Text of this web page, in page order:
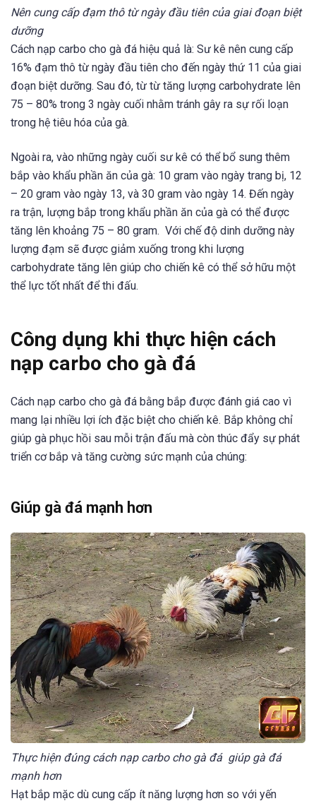
Nên cung cấp đạm thô từ ngày đầu tiên của giai đoạn biệt
dưỡng
Cách nạp carbo cho gà đá hiệu quả là: Sư kê nên cung cấp
16% đạm thô từ ngày đầu tiên cho đến ngày thứ 11 của giai
đoạn biệt dưỡng. Sau đó, từ từ tăng lượng carbohydrate lên
75 – 80% trong 3 ngày cuối nhằm tránh gây ra sự rối loạn
trong hệ tiêu hóa của gà.
Ngoài ra, vào những ngày cuối sư kê có thể bổ sung thêm
bắp vào khẩu phần ăn của gà: 10 gram vào ngày trang bị, 12
– 20 gram vào ngày 13, và 30 gram vào ngày 14. Đến ngày
ra trận, lượng bắp trong khẩu phần ăn của gà có thể được
tăng lên khoảng 75 – 80 gram. Với chế độ dinh dưỡng này
lượng đạm sẽ được giảm xuống trong khi lượng
carbohydrate tăng lên giúp cho chiến kê có thể sở hữu một
thể lực tốt nhất để thi đấu.
Công dụng khi thực hiện cách
nạp carbo cho gà đá
Cách nạp carbo cho gà đá bằng bắp được đánh giá cao vì
mang lại nhiều lợi ích đặc biệt cho chiến kê. Bắp không chỉ
giúp gà phục hồi sau mỗi trận đấu mà còn thúc đẩy sự phát
triển cơ bắp và tăng cường sức mạnh của chúng:
Giúp gà đá mạnh hơn
Thực hiện đúng cách nạp carbo cho gà đá giúp gà đá
mạnh hơn
Hạt bắp mặc dù cung cấp ít năng lượng hơn so với yến